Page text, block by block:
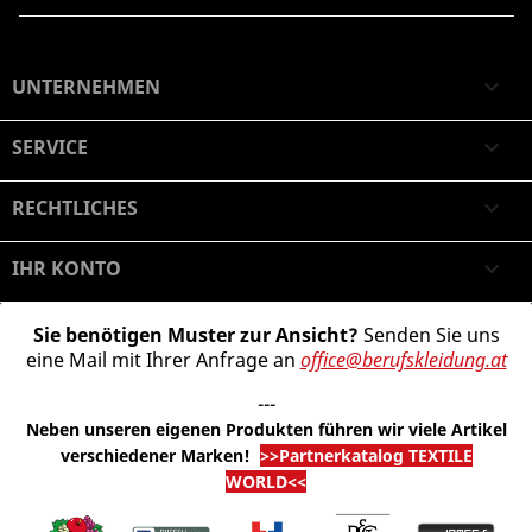
UNTERNEHMEN 
SERVICE 
RECHTLICHES 
IHR KONTO 
Sie benötigen Muster zur Ansicht? Senden Sie uns
eine Mail mit Ihrer Anfrage an office@berufskleidung.at
---
Neben unseren eigenen Produkten führen wir viele Artikel
verschiedener Marken! >>Partnerkatalog TEXTILE
WORLD<<